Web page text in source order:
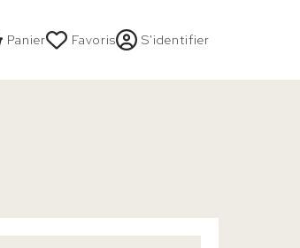
Panier Favoris S'identifier